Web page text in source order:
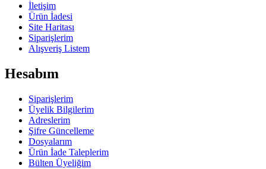
İletişim
Ürün İadesi
Site Haritası
Siparişlerim
Alışveriş Listem
Hesabım
Siparişlerim
Üyelik Bilgilerim
Adreslerim
Şifre Güncelleme
Dosyalarım
Ürün İade Taleplerim
Bülten Üyeliğim